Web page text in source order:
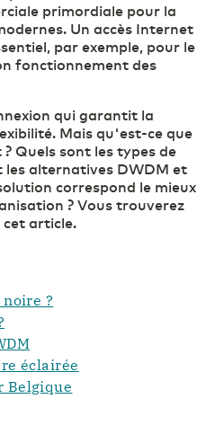
primordiale pour la
Un accès Internet
par exemple, pour le
fonctionnement des
qui garantit la
Mais qu'est-ce que
Quels sont les types de
les alternatives DWDM et
correspond le mieux
? Vous trouverez
cet article.
?
éclairée
Belgique